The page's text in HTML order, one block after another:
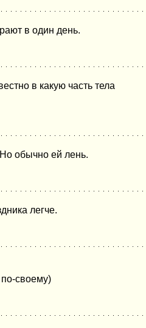
в один день.
в какую часть тела
обычно ей лень.
легче.
своему)